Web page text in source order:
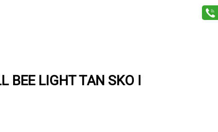
BEE LIGHT TAN SKO I